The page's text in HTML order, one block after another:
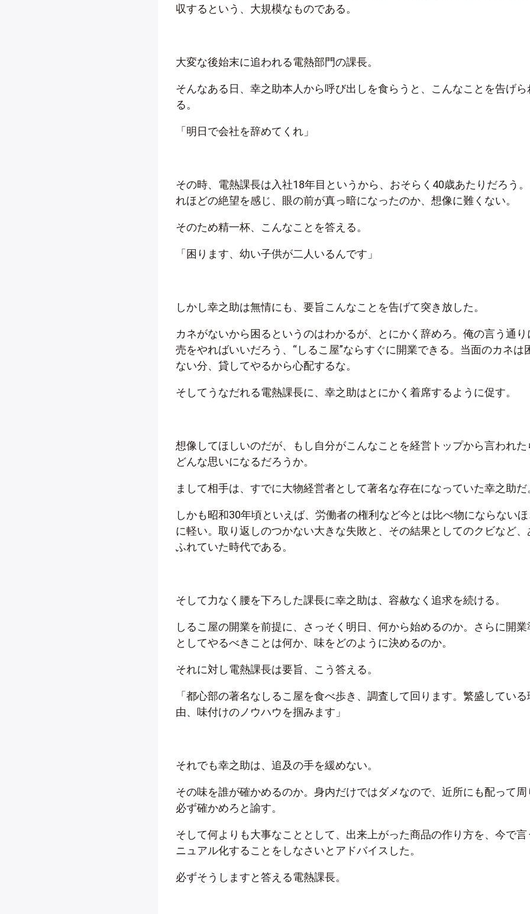
収するという、大規模なものである。
大変な後始末に追われる電熱部門の課長。
そんなある日、幸之助本人から呼び出しを食らうと、こんなことを告げら
る。
「明日で会社を辞めてくれ」
その時、電熱課長は入社18年目というから、おそらく40歳あたりだろう
れほどの絶望を感じ、眼の前が真っ暗になったのか、想像に難くない。
そのため精一杯、こんなことを答える。
「困ります、幼い子供が二人いるんです」
しかし幸之助は無情にも、要旨こんなことを告げて突き放した。
カネがないから困るというのはわかるが、とにかく辞めろ。俺の言う通り
売をやればいいだろう、“しるこ屋”ならすぐに開業できる。当面のカネは
ない分、貸してやるから心配するな。
そしてうなだれる電熱課長に、幸之助はとにかく着席するように促す。
想像してほしいのだが、もし自分がこんなことを経営トップから言われた
どんな思いになるだろうか。
まして相手は、すでに大物経営者として著名な存在になっていた幸之助だ
しかも昭和30年頃といえば、労働者の権利など今とは比べ物にならない
に軽い。取り返しのつかない大きな失敗と、その結果としてのクビなど、
ふれていた時代である。
そして力なく腰を下ろした課長に幸之助は、容赦なく追求を続ける。
しるこ屋の開業を前提に、さっそく明日、何から始めるのか。さらに開業
としてやるべきことは何か、味をどのように決めるのか。
それに対し電熱課長は要旨、こう答える。
「都心部の著名なしるこ屋を食べ歩き、調査して回ります。繁盛している
由、味付けのノウハウを掴みます」
それでも幸之助は、追及の手を緩めない。
その味を誰が確かめるのか。身内だけではダメなので、近所にも配って周
必ず確かめろと諭す。
そして何よりも大事なこととして、出来上がった商品の作り方を、今で言
ニュアル化することをしなさいとアドバイスした。
必ずそうしますと答える電熱課長。